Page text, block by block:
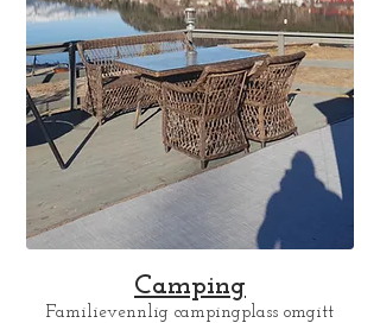
Camping
Familievennlig campingplass omgitt